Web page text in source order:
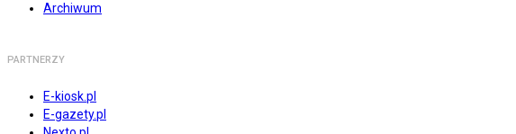
Archiwum
PARTNERZY
E-kiosk.pl
E-gazety.pl